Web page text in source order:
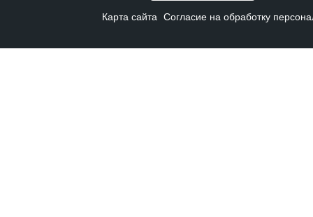
Карта сайта Согласие на обработку